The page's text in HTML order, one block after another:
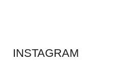
INSTAGRAM